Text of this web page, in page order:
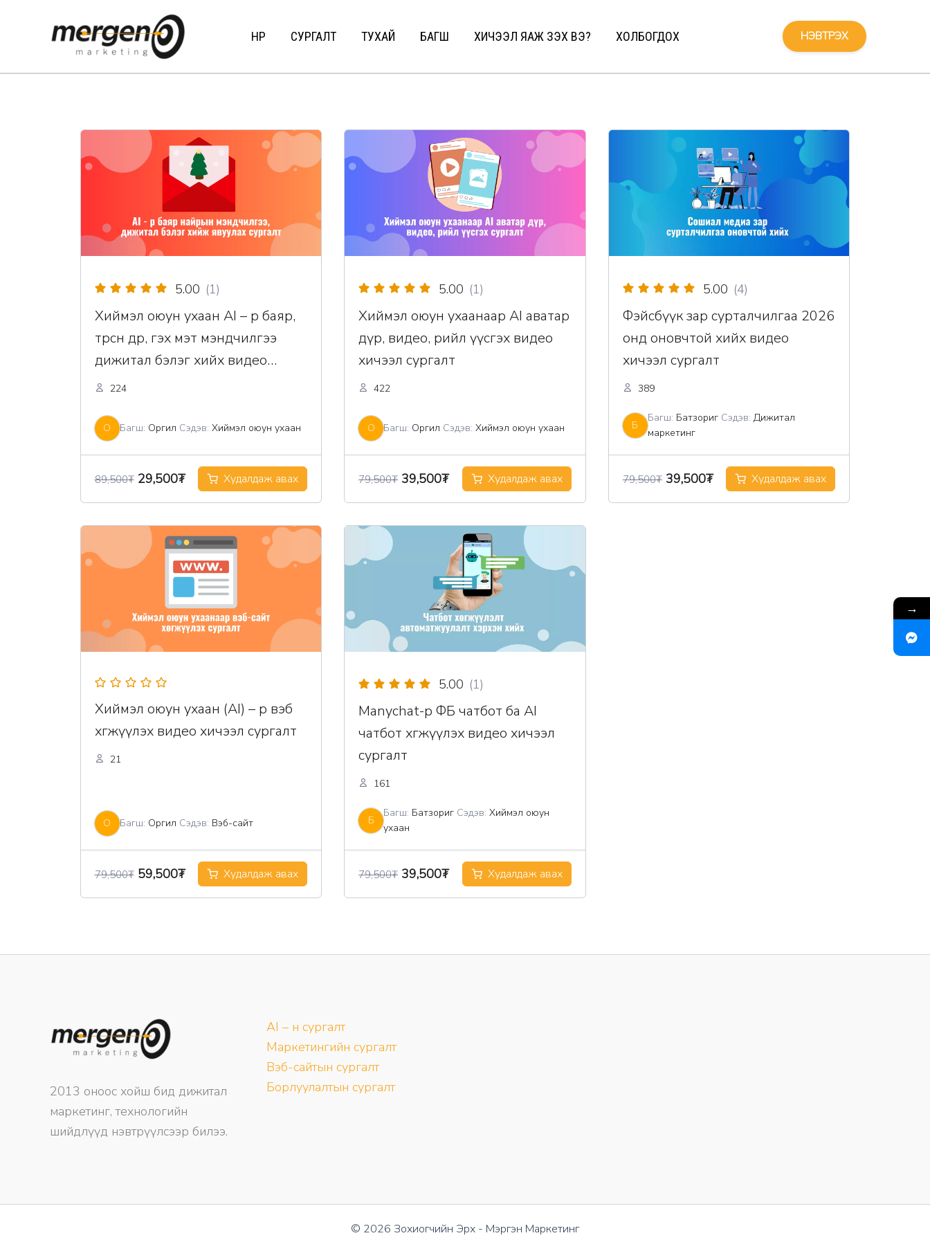
НҮҮР СУРГАЛТ ТУХАЙ БАГШ ХИЧЭЭЛ ЯАЖ ҮЗЭХ ВЭ? ХОЛБОГДОХ НЭВТРЭХ
5.00 (1)
Хиймэл оюун ухаан AI – р баяр,
төрсөн өдөр, гэх мэт мэндчилгээ
дижитал бэлэг хийх видео
хичээл сургалт
224
О Багш: Оргил Сэдэв: Хиймэл оюун ухаан
89,500₮ Original
89,500₮.
29,500₮Current
29,500₮.
Худалдаж авах
5.00 (1)
Хиймэл оюун ухаанаар AI аватар
дүр, видео, рийл үүсгэх видео
хичээл сургалт
422
О Багш: Оргил Сэдэв:Хиймэл оюун ухаан
79,500₮ Original
39,500₮Current
39,500₮.
Худалдаж авах
5.00 (4)
Фэйсбүүк зар сурталчилгаа 2026
онд оновчтой хийх видео
хичээл сургалт
389
Б
Багш: БатзоригСэдэв: Дижитал
маркетинг
79,500₮ Original
39,500₮CurrentХудалдаж авах
Хиймэл оюун ухаан (AI) – р вэб
хөгжүүлэх видео хичээл сургалт
21
О Багш: Оргил Сэдэв: Вэб-сайт
79,500₮ Original
59,500₮CurrentХудалдаж авах
5.00 (1)
Manychat-р ФБ чатбот ба AI
чатбот хөгжүүлэх видео хичээл
сургалт
161
Б
Багш: Батзориг Сэдэв:Хиймэл оюун
ухаан
79,500₮ Original
39,500₮CurrentХудалдаж авах
2013 оноос хойш бид дижитал
маркетинг, технологийн
шийдлүүд нэвтрүүлсээр билээ.
AI – н сургалт
Маркетингийн сургалт
Вэб-сайтын сургалт
Борлуулалтын сургалт
© 2026 Зохиогчийн Эрх - Мэргэн Маркетинг
→